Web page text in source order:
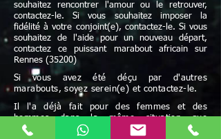
souhaitez rencontrer l'amour ou le retrouver,
contactez-le. Si vous souhaitez imposer la
fidélité à votre conjoint(e), contactez-le. Si vous
souhaitez de l'aide pour un nouveau départ,
contactez ce puissant marabout africain sur
Rennes (35200)
Si vous avez été déçu par d'autres
marabouts, soyez serein(e) et contactez-le.
Il l'a déjà fait pour des femmes et des
hommes dans la même situation que
vous pourquoi pas vous ?